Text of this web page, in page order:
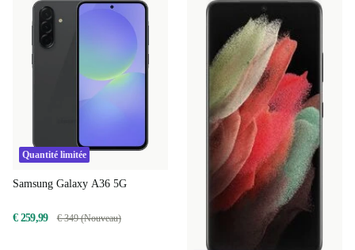
Quantité limitée
Samsung Galaxy A36 5G
€ 259,99 € 349 (Nouveau)